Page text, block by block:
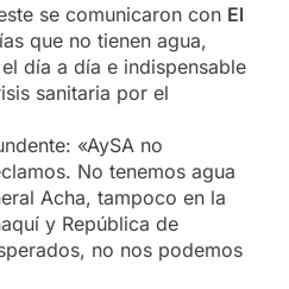
se comunicaron con El
que no tienen agua,
día a día e indispensable
sanitaria por el
«AySA no
No tenemos agua
Acha, tampoco en la
y República de
no nos podemos